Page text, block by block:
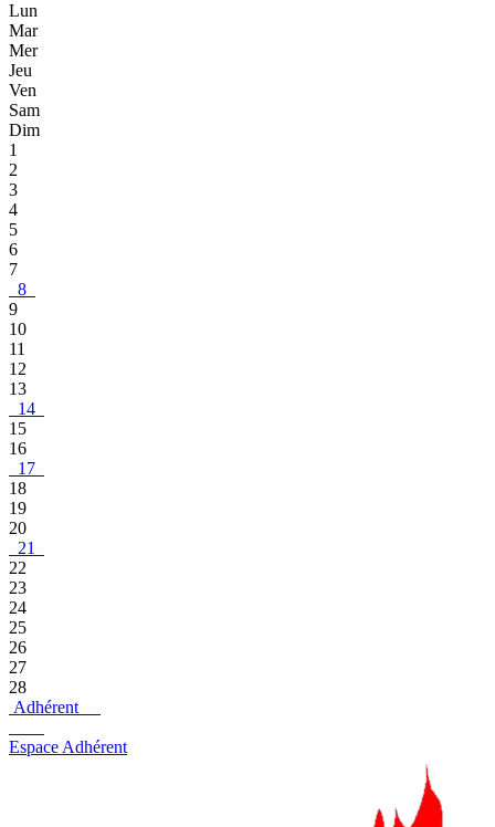
Lun
Mar
Mer
Jeu
Ven
Sam
Dim
1
2
3
4
5
6
7
8
9
10
11
12
13
14
15
16
17
18
19
20
21
22
23
24
25
26
27
28
Adhérent
Espace Adhérent